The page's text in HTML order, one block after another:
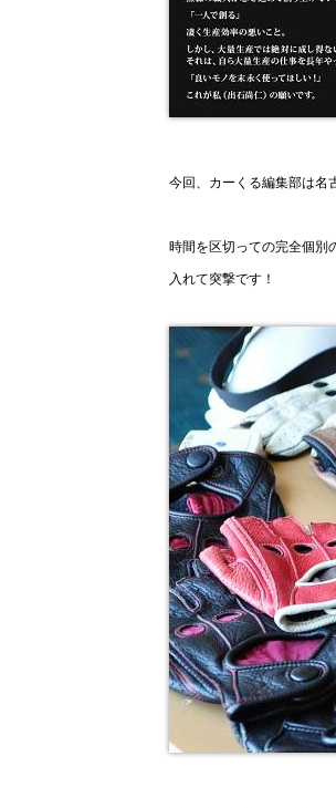
今回、カーくる編集部は名
時間を区切っての完全個別
入れて突撃です！